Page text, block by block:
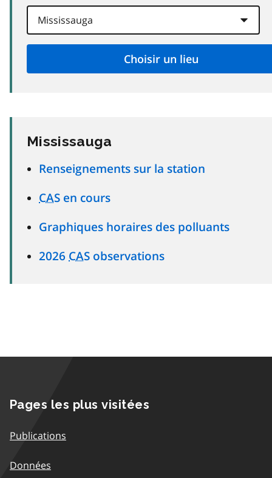
Mississauga
Renseignements sur la station
CAS en cours
Graphiques horaires des polluants
2026 CAS observations
Pages les plus visitées
Publications
Données